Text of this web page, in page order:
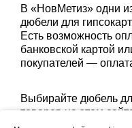
В «НовМетиз» одни
дюбели для
Есть возможность
банковской картой
покупателей —
Выбирайте дюбель
товаров на этом
адресу: Великий